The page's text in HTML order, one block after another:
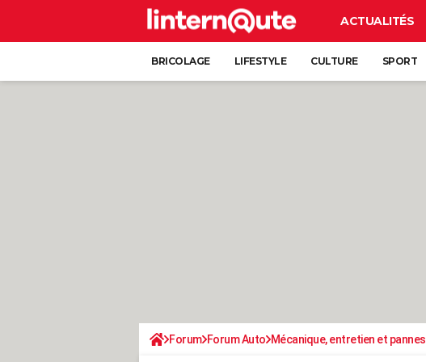
ACTUALITÉS
BRICOLAGE LIFESTYLE CULTURE SPORT
Forum Forum Auto Mécanique, entretien et pannes